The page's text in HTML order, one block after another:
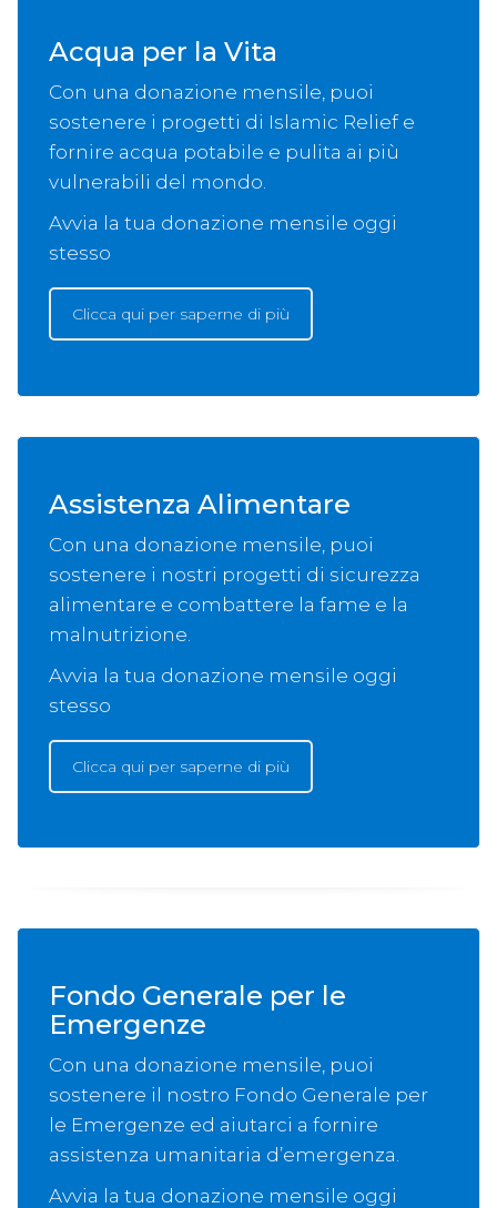
Acqua per la Vita
Con una donazione mensile, puoi
sostenere i progetti di Islamic Relief e
fornire acqua potabile e pulita ai più
vulnerabili del mondo.
Avvia la tua donazione mensile oggi
stesso
Clicca qui per saperne di più
Assistenza Alimentare
Con una donazione mensile, puoi
sostenere i nostri progetti di sicurezza
alimentare e combattere la fame e la
malnutrizione.
Avvia la tua donazione mensile oggi
stesso
Clicca qui per saperne di più
Fondo Generale per le
Emergenze
Con una donazione mensile, puoi
sostenere il nostro Fondo Generale per
le Emergenze ed aiutarci a fornire
assistenza umanitaria d’emergenza.
Avvia la tua donazione mensile oggi